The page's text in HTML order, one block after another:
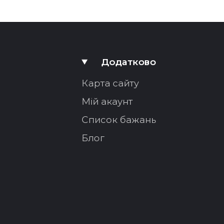
Додатково
Карта сайту
Мій акаунт
Список бажань
Блог